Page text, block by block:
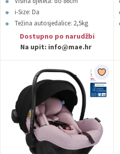
i-Size: Da
Težina autosjedalice: 2,5kg
Boja: Bež
Dostupno po narudžbi
Na upit: info@mae.hr